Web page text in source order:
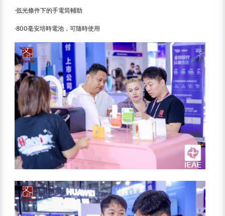
·低光條件下的手電筒輔助
·800毫安培時電池，可隨時使用